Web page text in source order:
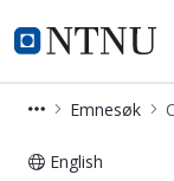
NTNU Hjemmeside
Studier
Emnesøk
English